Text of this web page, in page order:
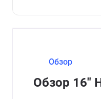
Обзор
Обзор 16"